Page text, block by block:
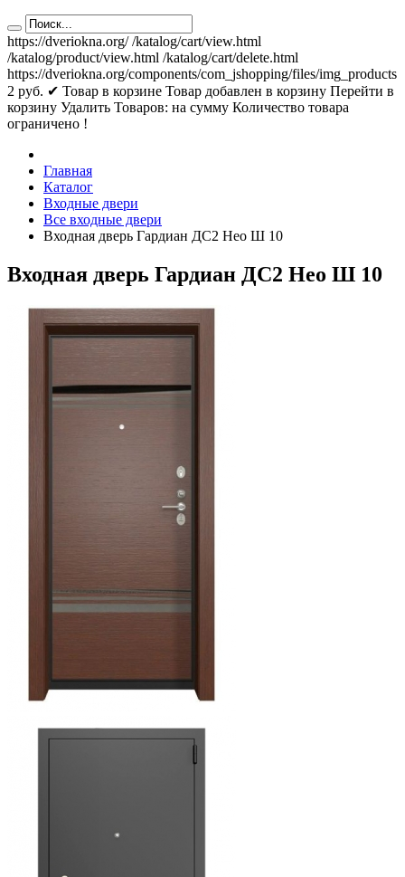
https://dveriokna.org/ /katalog/cart/view.html
/katalog/product/view.html /katalog/cart/delete.html
https://dveriokna.org/components/com_jshopping/files/img_products
2 руб. ✔ Товар в корзине Товар добавлен в корзину Перейти в
корзину Удалить Товаров: на сумму Количество товара
ограничено !
Главная
Каталог
Входные двери
Все входные двери
Входная дверь Гардиан ДС2 Нео Ш 10
Входная дверь Гардиан ДС2 Нео Ш 10